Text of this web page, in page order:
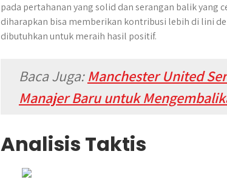
pada pertahanan yang solid dan serangan balik yang
diharapkan bisa memberikan kontribusi lebih di lini
dibutuhkan untuk meraih hasil positif.
Baca Juga:Manchester United
Manajer Baru untuk
Analisis Taktis